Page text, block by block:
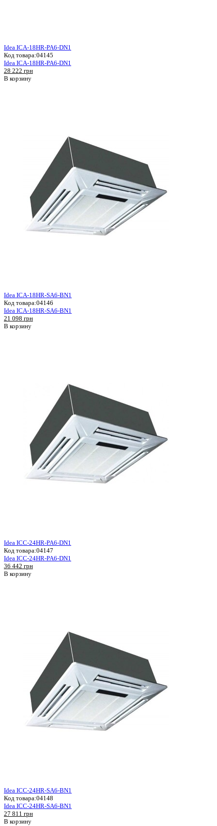
Idea ICA-18HR-PA6-DN1
Код товара:04145
Idea ICA-18HR-PA6-DN1
28 222 грн
В корзину
Idea ICA-18HR-SA6-BN1
Код товара:04146
Idea ICA-18HR-SA6-BN1
21 098 грн
В корзину
Idea ICC-24HR-PA6-DN1
Код товара:04147
Idea ICC-24HR-PA6-DN1
36 442 грн
В корзину
Idea ICC-24HR-SA6-BN1
Код товара:04148
Idea ICC-24HR-SA6-BN1
27 811 грн
В корзину